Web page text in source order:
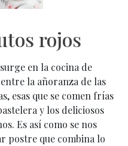
rojos
en la cocina de
la añoranza de las
esas que se comen frías
y los deliciosos
Es así como se nos
postre que combina lo